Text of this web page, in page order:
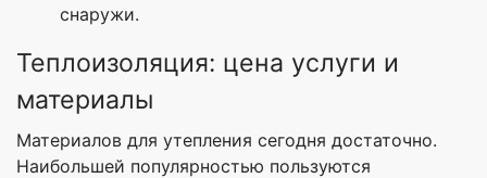
снаружи.
Теплоизоляция: цена услуги и
материалы
Материалов для утепления сегодня достаточно.
Наибольшей популярностью пользуются